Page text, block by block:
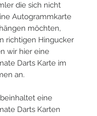
die sich nicht
Autogrammkarte
möchten,
richtigen Hingucker
wir hier eine
Darts Karte im
an.
eine
Darts Karten